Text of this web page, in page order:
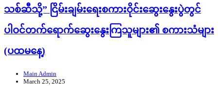
သစ်ဆီသို့” ငြိမ်းချမ်းရေးစကားဝိုင်းဆွေးနွေးပွဲတွင်
ပါဝင်တက်ရောက်ဆွေးနွေးကြသူများ၏ စကားသံများ
(ပထမနေ့)
Main Admin
March 25, 2025